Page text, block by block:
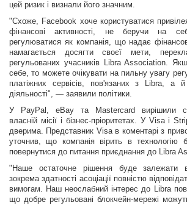
цей ризик і визнали його значним.
"Схоже, Facebook хоче користуватися
фінансові активності, не беручи на
регулюватися як компанія, що надає
намагається досягти своєї мети,
регульованих учасників Libra Association.
себе, то можете очікувати на пильну увагу
платіжних сервісів, пов'язаних з Libra, а й
діяльності", — заявили політики.
У PayPal, eBay та Mastercard вирішили
власній місії і бізнес-пріоритетах. У Visa і
дверима. Представник Visa в коментарі з
уточнив, що компанія вірить в
повернутися до питання приєднання до Libra
"Наше остаточне рішення буде залежати
зокрема здатності асоціації повністю
вимогам. Наш неослабний інтерес до Libra
що добре регульовані блокчейн-мережі